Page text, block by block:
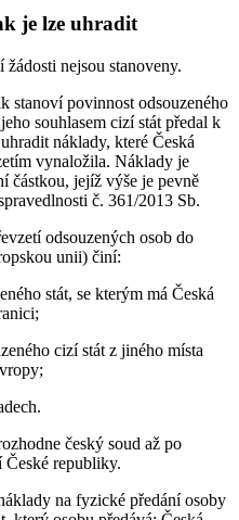
je lze uhradit
nejsou stanoveny.
stanoví povinnost odsouzeného
souhlasem cizí stát předal k
náklady, které Česká
vynaložila. Náklady je
částkou, jejíž výše je pevně
č. 361/2013 Sb.
odsouzených osob do
unii) činí:
stát, se kterým má Česká
cizí stát z jiného místa
český soud až po
České republiky.
na fyzické předání osoby